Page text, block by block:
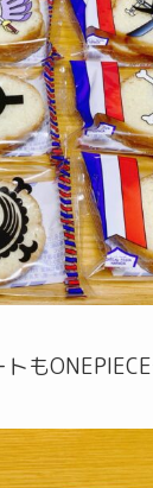
もONEPIECE